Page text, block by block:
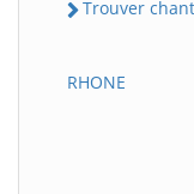
Trouver
RHONE